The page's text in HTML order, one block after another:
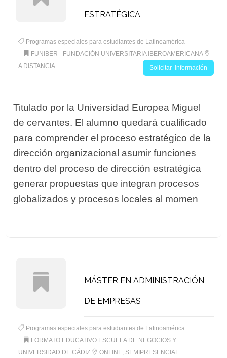
ESTRATÉGICA
Programas especiales para estudiantes de Latinoamérica
FUNIBER - FUNDACIÓN UNIVERSITARIA IBEROAMERICANA
A DISTANCIA
Solicitar información
Titulado por la Universidad Europea Miguel
de cervantes. El alumno quedará cualificado
para comprender el proceso estratégico de la
dirección organizacional asumir funciones
dentro del proceso de dirección estratégica
generar propuestas que integran procesos
globalizados y procesos locales al momen
MÁSTER EN ADMINISTRACIÓN
DE EMPRESAS
Programas especiales para estudiantes de Latinoamérica
FORMATO EDUCATIVO ESCUELA DE NEGOCIOS Y
UNIVERSIDAD DE CÁDIZ
ONLINE, SEMIPRESENCIAL